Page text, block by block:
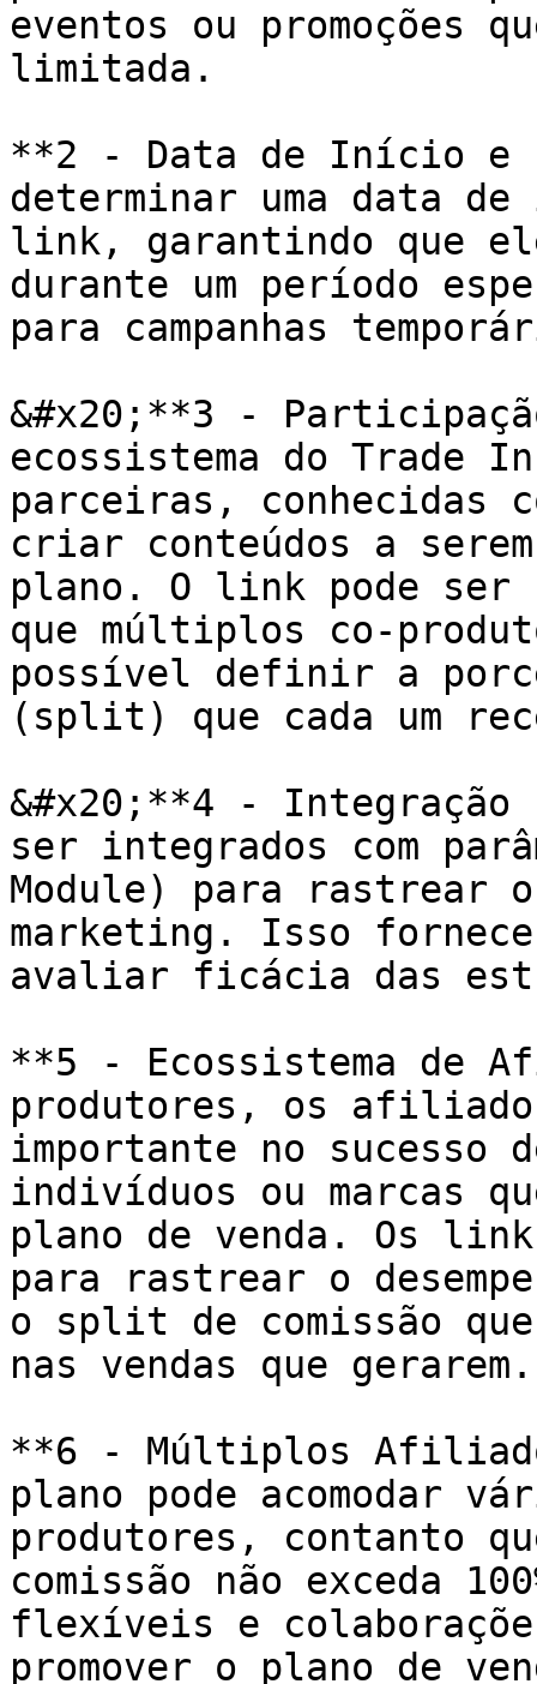
eventos ou promoções
limitada.
**2 - Data de Início e
determinar uma data
link, garantindo que
durante um período
para campanhas
&#x20;**3 -
ecossistema do Trade
parceiras, conhecidas
criar conteúdos a
plano. O link pode ser
que múltiplos co-
possível definir a
(split) que cada um
&#x20;**4 - Integração
ser integrados com
Module) para rastrear
marketing. Isso
avaliar ficácia das
**5 - Ecossistema de
produtores, os afiliados
importante no sucesso
indivíduos ou marcas
plano de venda. Os
para rastrear o
o split de comissão
nas vendas que gerarem.
**6 - Múltiplos
plano pode acomodar
produtores, contanto
comissão não exceda
flexíveis e
promover o plano de